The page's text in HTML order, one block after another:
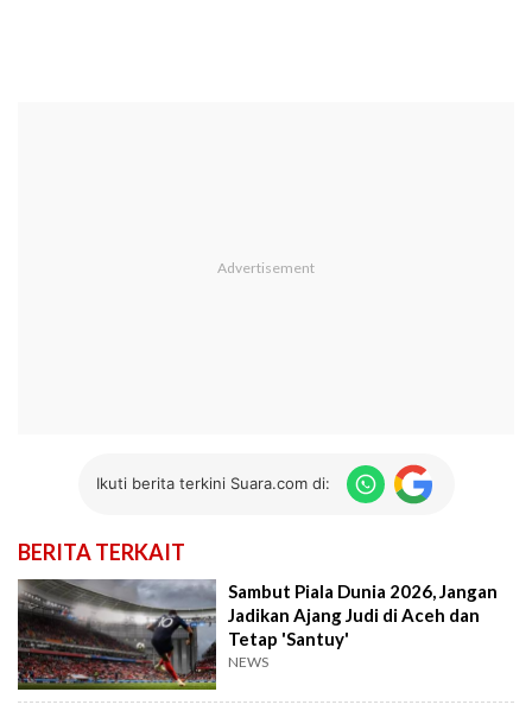
Ikuti berita terkini Suara.com di:
BERITA TERKAIT
Sambut Piala Dunia 2026, Jangan
Jadikan Ajang Judi di Aceh dan
Tetap 'Santuy'
NEWS